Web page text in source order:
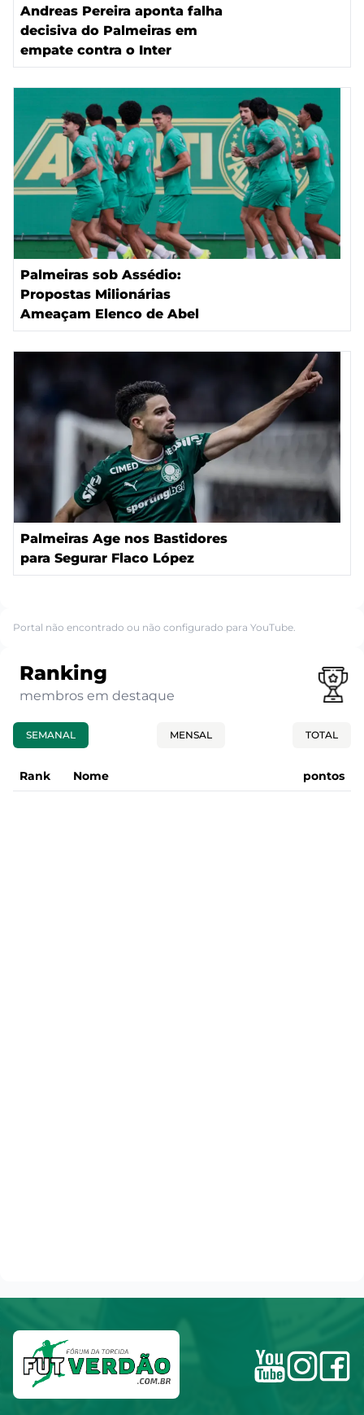
Andreas Pereira aponta falha
decisiva do Palmeiras em
empate contra o Inter
Palmeiras sob Assédio:
Propostas Milionárias
Ameaçam Elenco de Abel
Palmeiras Age nos Bastidores
para Segurar Flaco López
Portal não encontrado ou não configurado para YouTube.
Ranking
membros em destaque
SEMANAL MENSAL TOTAL
Rank Nome pontos